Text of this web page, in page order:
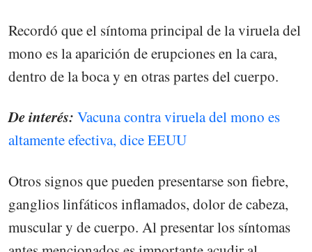
Recordó que el síntoma principal de la viruela del
mono es la aparición de erupciones en la cara,
dentro de la boca y en otras partes del cuerpo.
De interés: Vacuna contra viruela del mono es
altamente efectiva, dice EEUU
Otros signos que pueden presentarse son fiebre,
ganglios linfáticos inflamados, dolor de cabeza,
muscular y de cuerpo. Al presentar los síntomas